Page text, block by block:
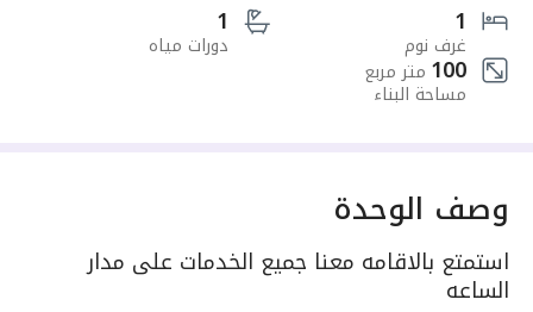
1
غرف نوم
1
دورات مياه
100 متر مربع
مساحة البناء
وصف الوحدة
استمتع بالاقامه معنا جميع الخدمات على مدار
الساعه